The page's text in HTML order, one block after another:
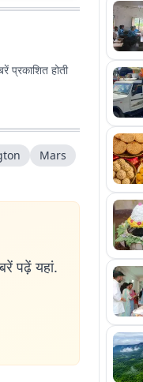
होती
Mars
पढ़ें यहां.